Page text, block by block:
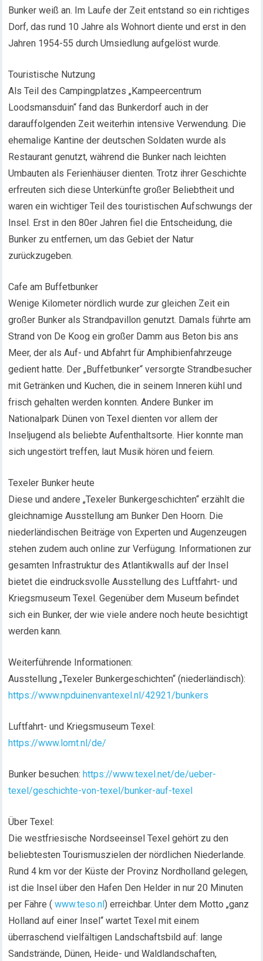
Bunker weiß an. Im Laufe der Zeit entstand so ein richtiges
Dorf, das rund 10 Jahre als Wohnort diente und erst in den
Jahren 1954-55 durch Umsiedlung aufgelöst wurde.
Touristische Nutzung
Als Teil des Campingplatzes „Kampeercentrum
Loodsmansduin“ fand das Bunkerdorf auch in der
darauffolgenden Zeit weiterhin intensive Verwendung. Die
ehemalige Kantine der deutschen Soldaten wurde als
Restaurant genutzt, während die Bunker nach leichten
Umbauten als Ferienhäuser dienten. Trotz ihrer Geschichte
erfreuten sich diese Unterkünfte großer Beliebtheit und
waren ein wichtiger Teil des touristischen Aufschwungs der
Insel. Erst in den 80er Jahren fiel die Entscheidung, die
Bunker zu entfernen, um das Gebiet der Natur
zurückzugeben.
Cafe am Buffetbunker
Wenige Kilometer nördlich wurde zur gleichen Zeit ein
großer Bunker als Strandpavillon genutzt. Damals führte am
Strand von De Koog ein großer Damm aus Beton bis ans
Meer, der als Auf- und Abfahrt für Amphibienfahrzeuge
gedient hatte. Der „Buffetbunker“ versorgte Strandbesucher
mit Getränken und Kuchen, die in seinem Inneren kühl und
frisch gehalten werden konnten. Andere Bunker im
Nationalpark Dünen von Texel dienten vor allem der
Inseljugend als beliebte Aufenthaltsorte. Hier konnte man
sich ungestört treffen, laut Musik hören und feiern.
Texeler Bunker heute
Diese und andere „Texeler Bunkergeschichten“ erzählt die
gleichnamige Ausstellung am Bunker Den Hoorn. Die
niederländischen Beiträge von Experten und Augenzeugen
stehen zudem auch online zur Verfügung. Informationen zur
gesamten Infrastruktur des Atlantikwalls auf der Insel
bietet die eindrucksvolle Ausstellung des Luftfahrt- und
Kriegsmuseum Texel. Gegenüber dem Museum befindet
sich ein Bunker, der wie viele andere noch heute besichtigt
werden kann.
Weiterführende Informationen:
Ausstellung „Texeler Bunkergeschichten“ (niederländisch):
https://www.npduinenvantexel.nl/42921/bunkers
Luftfahrt- und Kriegsmuseum Texel:
https://www.lomt.nl/de/
Bunker besuchen:https://www.texel.net/de/ueber-
texel/geschichte-von-texel/bunker-auf-texel
Über Texel:
Die westfriesische Nordseeinsel Texel gehört zu den
beliebtesten Tourismuszielen der nördlichen Niederlande.
Rund 4 km vor der Küste der Provinz Nordholland gelegen,
ist die Insel über den Hafen Den Helder in nur 20 Minuten
per Fähre (www.teso.nl) erreichbar. Unter dem Motto „ganz
Holland auf einer Insel“ wartet Texel mit einem
überraschend vielfältigen Landschaftsbild auf: lange
Sandstrände, Dünen, Heide- und Waldlandschaften,